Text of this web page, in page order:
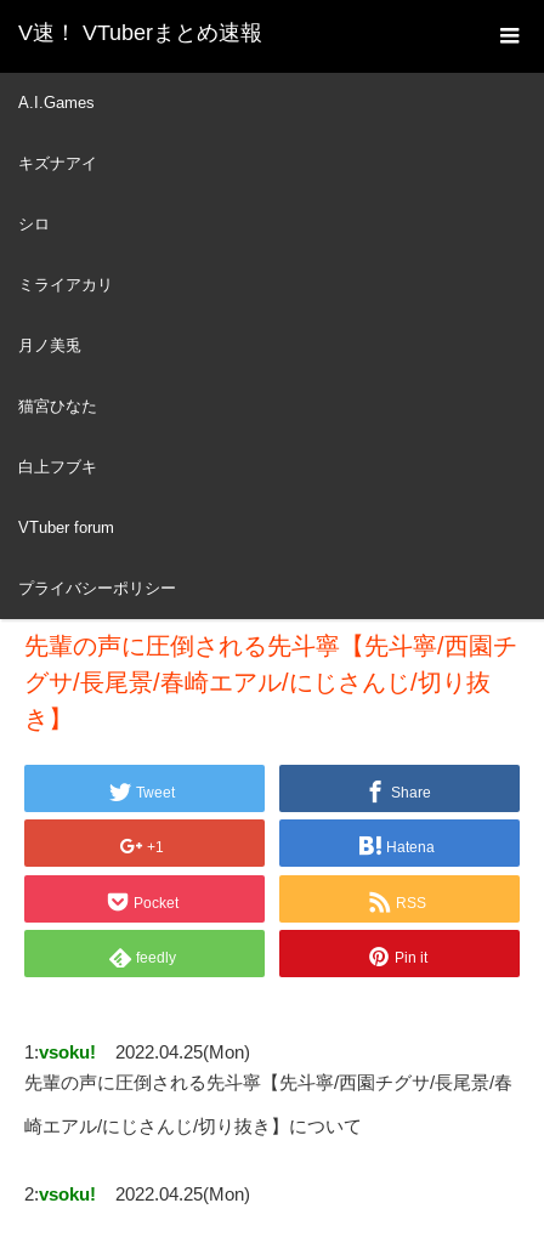
V速！ VTuberまとめ速報
A.I.Games
キズナアイ
シロ
ミライアカリ
月ノ美兎
猫宮ひなた
白上フブキ
VTuber forum
プライバシーポリシー
ホーム
新着動画一覧
抜き】
APR
先輩の声に圧倒される先斗寧【先斗寧/西園チ
グサ/長尾景/春崎エアル/にじさんじ/切り抜
き】
Tweet Share
+1 Hatena
Pocket RSS
feedly Pin it
1:vsoku!
2022.04.25(Mon)
先輩の声に圧倒される先斗寧【先斗寧/西園チグサ/長尾景/春
崎エアル/にじさんじ/切り抜き】について
2:vsoku! 2022.04.25(Mon)